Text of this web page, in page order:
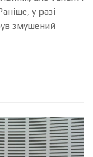
у разі
змушений